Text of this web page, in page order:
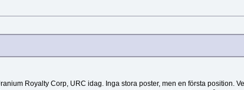
Royalty Corp, URC idag. Inga stora poster, men en första position.